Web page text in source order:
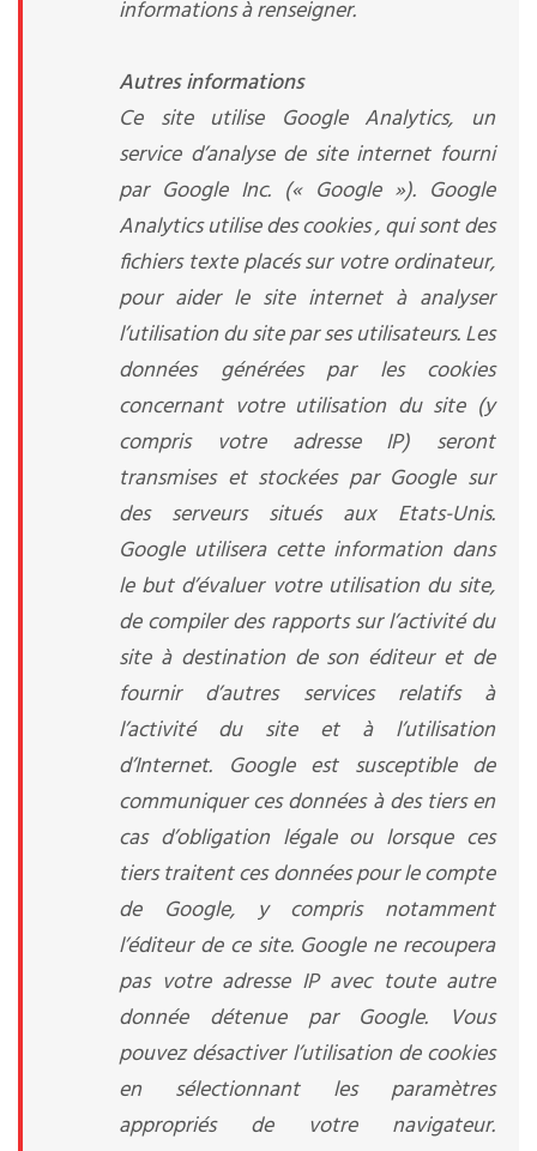
informations à renseigner.
Autres informations
Ce site utilise Google Analytics, un
service d’analyse de site internet fourni
par Google Inc. (« Google »). Google
Analytics utilise des cookies , qui sont des
fichiers texte placés sur votre ordinateur,
pour aider le site internet à analyser
l’utilisation du site par ses utilisateurs. Les
données générées par les cookies
concernant votre utilisation du site (y
compris votre adresse IP) seront
transmises et stockées par Google sur
des serveurs situés aux Etats-Unis.
Google utilisera cette information dans
le but d’évaluer votre utilisation du site,
de compiler des rapports sur l’activité du
site à destination de son éditeur et de
fournir d’autres services relatifs à
l’activité du site et à l’utilisation
d’Internet. Google est susceptible de
communiquer ces données à des tiers en
cas d’obligation légale ou lorsque ces
tiers traitent ces données pour le compte
de Google, y compris notamment
l’éditeur de ce site. Google ne recoupera
pas votre adresse IP avec toute autre
donnée détenue par Google. Vous
pouvez désactiver l’utilisation de cookies
en sélectionnant les paramètres
appropriés de votre navigateur.